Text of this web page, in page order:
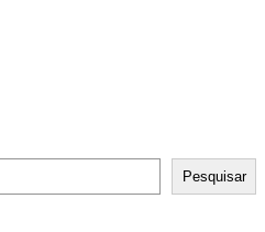
Pesquisar